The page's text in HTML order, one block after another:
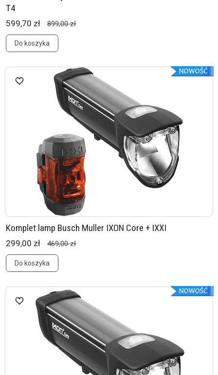
T4
599,70 zł 899,00 zł
Do koszyka
Komplet lamp Busch Muller IXON Core + IXXI
299,00 zł 469,00 zł
Do koszyka